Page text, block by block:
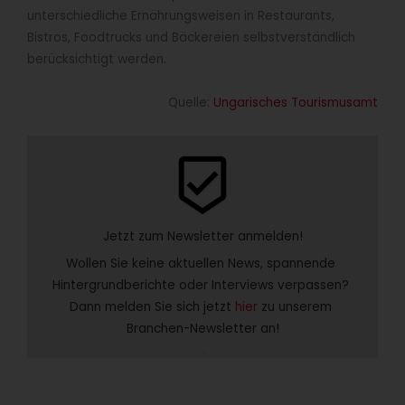
unterschiedliche Ernährungsweisen in Restaurants,
Bistros, Foodtrucks und Bäckereien selbstverständlich
berücksichtigt werden.
Quelle: Ungarisches Tourismusamt
beenhere
Jetzt zum Newsletter anmelden!
Wollen Sie keine aktuellen News, spannende
Hintergrundberichte oder Interviews verpassen?
Dann melden Sie sich jetzt hier zu unserem
Branchen-Newsletter an!